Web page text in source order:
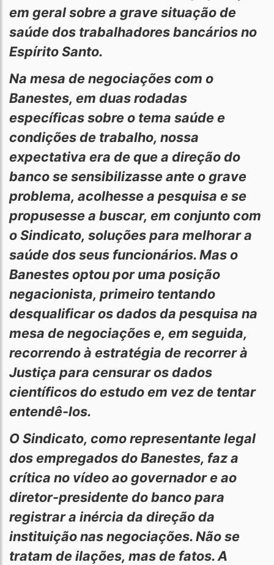
em geral sobre a grave situação de
saúde dos trabalhadores bancários no
Espírito Santo.
Na mesa de negociações com o
Banestes, em duas rodadas
específicas sobre o tema saúde e
condições de trabalho, nossa
expectativa era de que a direção do
banco se sensibilizasse ante o grave
problema, acolhesse a pesquisa e se
propusesse a buscar, em conjunto com
o Sindicato, soluções para melhorar a
saúde dos seus funcionários. Mas o
Banestes optou por uma posição
negacionista, primeiro tentando
desqualificar os dados da pesquisa na
mesa de negociações e, em seguida,
recorrendo à estratégia de recorrer à
Justiça para censurar os dados
científicos do estudo em vez de tentar
entendê-los.
O Sindicato, como representante legal
dos empregados do Banestes, faz a
crítica no vídeo ao governador e ao
diretor-presidente do banco para
registrar a inércia da direção da
instituição nas negociações. Não se
tratam de ilações, mas de fatos. A